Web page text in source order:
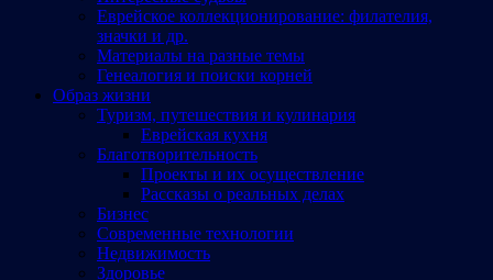
Еврейское коллекционирование: филателия,
значки и др.
Материалы на разные темы
Генеалогия и поиски корней
Образ жизни
Туризм, путешествия и кулинария
Еврейская кухня
Благотворительность
Проекты и их осуществление
Рассказы о реальных делах
Бизнес
Современные технологии
Недвижимость
Здоровье